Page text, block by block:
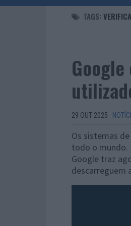
TAGS:
29 OUT 2025 ·
Os sistemas
todo o mundo.
Google traz
descarreguem